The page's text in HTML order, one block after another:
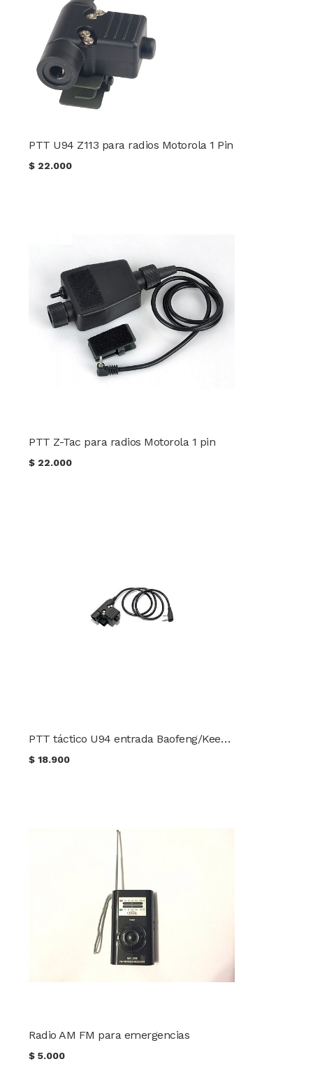
PTT U94 Z113 para radios Motorola 1 Pin
$ 22.000
PTT Z-Tac para radios Motorola 1 pin
$ 22.000
PTT táctico U94 entrada Baofeng/Keenwood
$18.900
Radio AM FM para emergencias
$5.000